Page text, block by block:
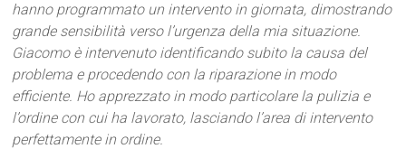
hanno programmato un intervento in giornata, dimostrando
grande sensibilità verso l’urgenza della mia situazione.
Giacomo è intervenuto identificando subito la causa del
problema e procedendo con la riparazione in modo
efficiente. Ho apprezzato in modo particolare la pulizia e
l’ordine con cui ha lavorato, lasciando l’area di intervento
perfettamente in ordine.